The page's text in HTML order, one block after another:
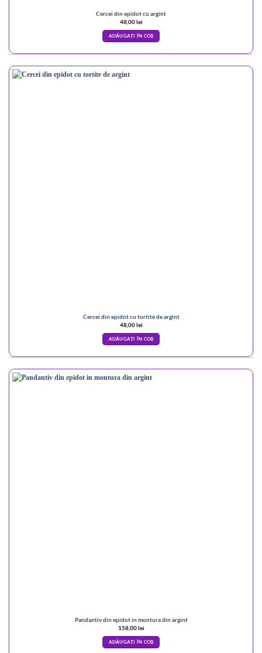
Cercei din epidot cu argint
48,00lei
ADĂUGAȚI ÎN COȘ
Cercei din epidot cu tortite de argint
48,00lei
ADĂUGAȚI ÎN COȘ
Pandantiv din epidot in montura din argint
158,00lei
ADĂUGAȚI ÎN COȘ